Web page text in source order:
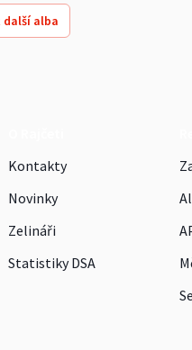
alba
Kontakty
Novinky
Zelináři
Statistiky DSA